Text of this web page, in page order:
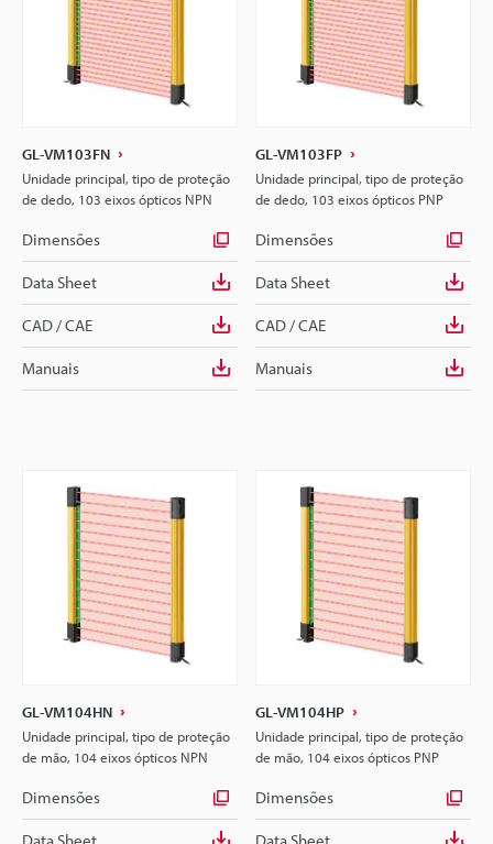
GL-VM103FN
Unidade principal, tipo de proteção
de dedo, 103 eixos ópticos NPN
Dimensões
Data Sheet
CAD / CAE
Manuais
GL-VM103FP
Unidade principal, tipo de proteção
de dedo, 103 eixos ópticos PNP
Dimensões
Data Sheet
CAD / CAE
Manuais
GL-VM104HN
Unidade principal, tipo de proteção
de mão, 104 eixos ópticos NPN
Dimensões
GL-VM104HP
Unidade principal, tipo de proteção
de mão, 104 eixos ópticos PNP
Dimensões